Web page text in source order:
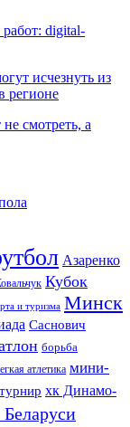
digital-
исчезнуть из
регионе
смотреть, а
Азаренко
Кубок
и туризма Минск
Саснович
борьба
атлетика мини-
турнир хк Динамо-